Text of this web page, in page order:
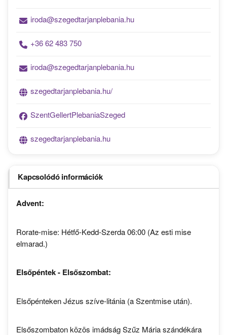
iroda@szegedtarjanplebania.hu
+36 62 483 750
iroda@szegedtarjanplebania.hu
szegedtarjanplebania.hu/
SzentGellertPlebaniaSzeged
szegedtarjanplebania.hu
Kapcsolódó információk
Advent:
Rorate-mise: Hétfő-Kedd-Szerda 06:00 (Az esti mise
elmarad.)
Elsőpéntek - Elsőszombat:
Elsőpénteken Jézus szíve-litánia (a Szentmise után).
Elsőszombaton közös imádság Szűz Mária szándékára